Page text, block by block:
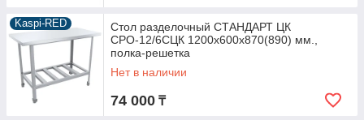
Kaspi-RED
Стол разделочный СТАНДАРТ ЦК
СРО-12/6СЦК 1200х600х870(890) мм.,
полка-решетка
Нет в наличии
74 000 ₸